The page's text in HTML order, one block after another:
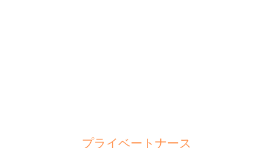
プライベートナース